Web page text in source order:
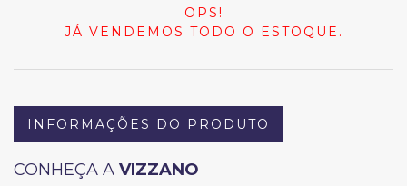
OPS!
JÁ VENDEMOS TODO O ESTOQUE.
INFORMAÇÕES DO PRODUTO
CONHEÇA A VIZZANO